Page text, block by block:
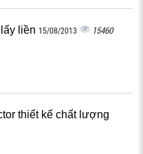
liền 15/08/2013 15460
thiết kế chất lượng